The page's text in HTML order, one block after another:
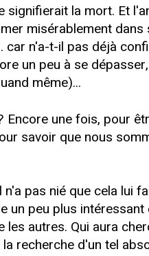
la mort. Et
misérablement
n'a-t-il pas déjà
un peu à se
même)...
une fois, pour
savoir que nous
pas nié que cela lui
peu plus
autres. Qui aura
recherche d'un tel